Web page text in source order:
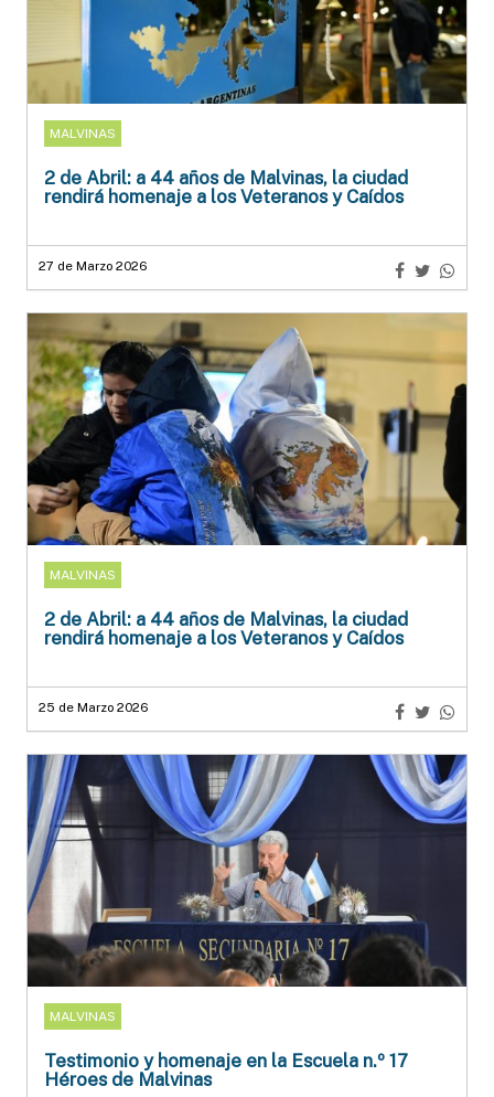
MALVINAS
2 de Abril: a 44 años de Malvinas, la ciudad
rendirá homenaje a los Veteranos y Caídos
27 de Marzo 2026
MALVINAS
2 de Abril: a 44 años de Malvinas, la ciudad
rendirá homenaje a los Veteranos y Caídos
25 de Marzo 2026
MALVINAS
Testimonio y homenaje en la Escuela n.º 17
Héroes de Malvinas